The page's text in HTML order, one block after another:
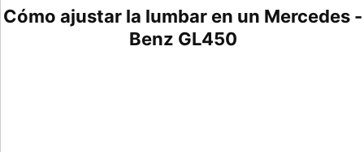
Cómo ajustar la lumbar en un Mercedes -
Benz GL450